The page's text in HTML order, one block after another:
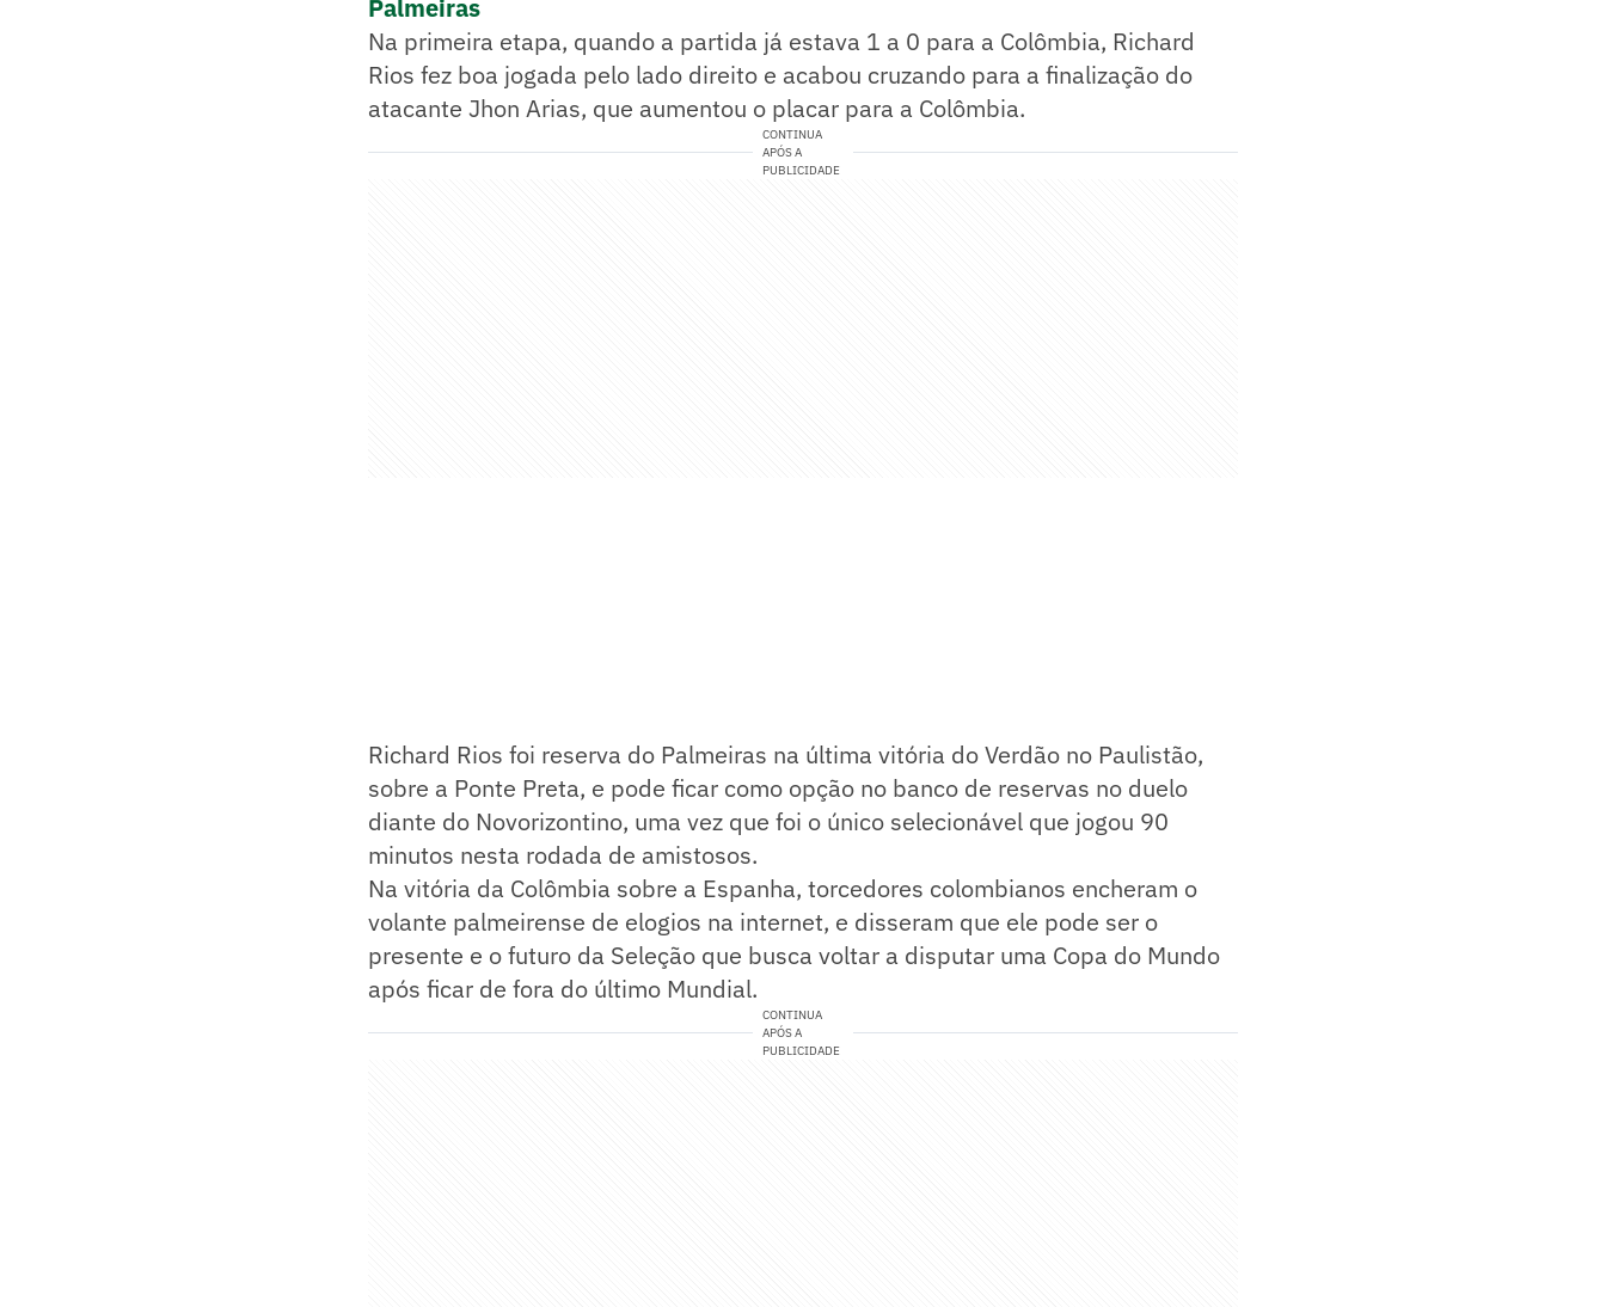
Palmeiras
Na primeira etapa, quando a partida já estava 1 a 0 para a Colômbia, Richard
Rios fez boa jogada pelo lado direito e acabou cruzando para a finalização do
atacante Jhon Arias, que aumentou o placar para a Colômbia.
CONTINUA
APÓS A
PUBLICIDADE
Richard Rios foi reserva do Palmeiras na última vitória do Verdão no Paulistão,
sobre a Ponte Preta, e pode ficar como opção no banco de reservas no duelo
diante do Novorizontino, uma vez que foi o único selecionável que jogou 90
minutos nesta rodada de amistosos.
Na vitória da Colômbia sobre a Espanha, torcedores colombianos encheram o
volante palmeirense de elogios na internet, e disseram que ele pode ser o
presente e o futuro da Seleção que busca voltar a disputar uma Copa do Mundo
após ficar de fora do último Mundial.
CONTINUA
APÓS A
PUBLICIDADE